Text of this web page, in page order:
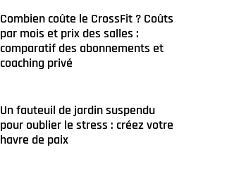
Combien coûte le CrossFit ? Coûts
par mois et prix des salles :
comparatif des abonnements et
coaching privé
Un fauteuil de jardin suspendu
pour oublier le stress : créez votre
havre de paix